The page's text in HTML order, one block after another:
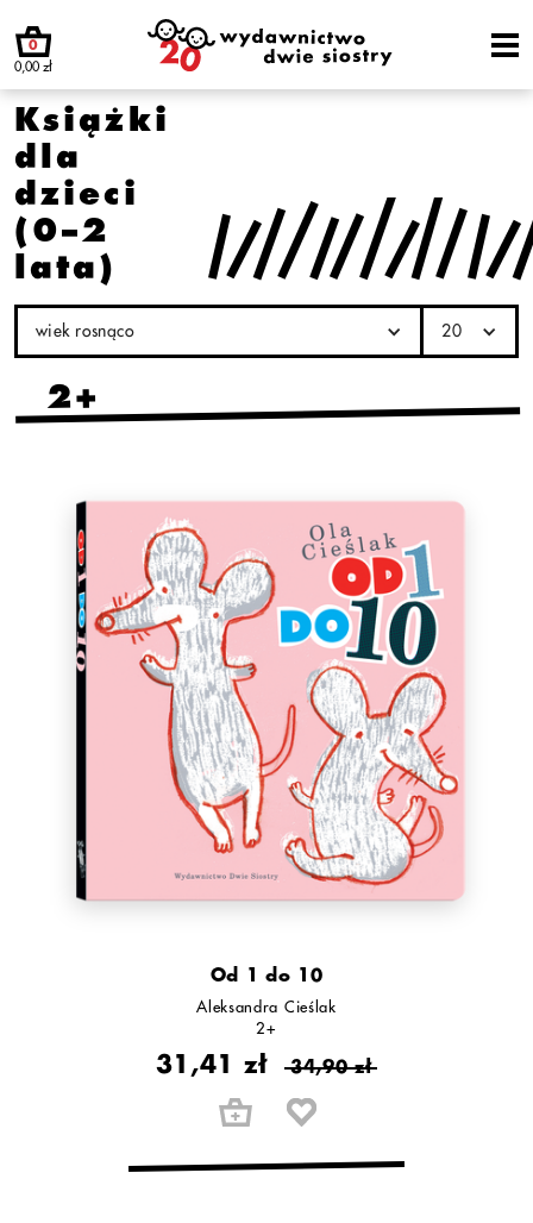
0
0,00 zł
Książki
dla
dzieci
(0–2
lata)
wiek rosnąco 20
2+
Od 1 do 10
Aleksandra Cieślak
2+
31,41 zł 34,90 zł